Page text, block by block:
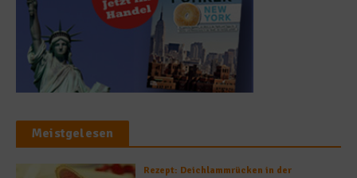
Meistgelesen
Rezept: Deichlammrücken in der